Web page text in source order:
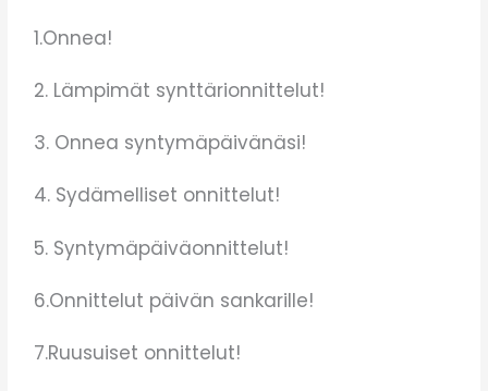
1.Onnea!
2. Lämpimät synttärionnittelut!
3. Onnea syntymäpäivänäsi!
4. Sydämelliset onnittelut!
5. Syntymäpäiväonnittelut!
6.Onnittelut päivän sankarille!
7.Ruusuiset onnittelut!